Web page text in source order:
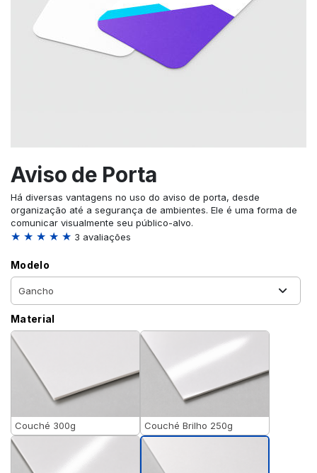
Aviso de Porta
Há diversas vantagens no uso do aviso de porta, desde
organização até a segurança de ambientes. Ele é uma forma de
comunicar visualmente seu público-alvo.
★ ★ ★ ★ ★ 3 avaliações
Modelo
Material
Couché 300g Couché Brilho 250g